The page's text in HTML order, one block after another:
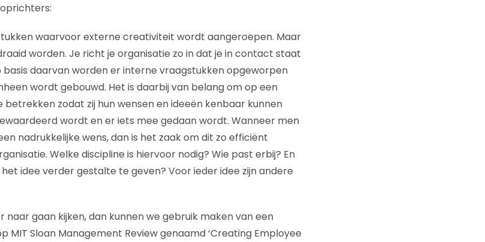
waarvoor externe creativiteit wordt aangeroepen. Maar
worden. Je richt je organisatie zo in dat je in contact staat
daarvan worden er interne vraagstukken opgeworpen
wordt gebouwd. Het is daarbij van belang om op een
zodat zij hun wensen en ideeën kenbaar kunnen
wordt en er iets mee gedaan wordt. Wanneer men
nadrukkelijke wens, dan is het zaak om dit zo efficiënt
Welke discipline is hiervoor nodig? Wie past erbij? En
idee verder gestalte te geven? Voor ieder idee zijn andere
gaan kijken, dan kunnen we gebruik maken van een
MIT Sloan Management Review genaamd ‘Creating Employee